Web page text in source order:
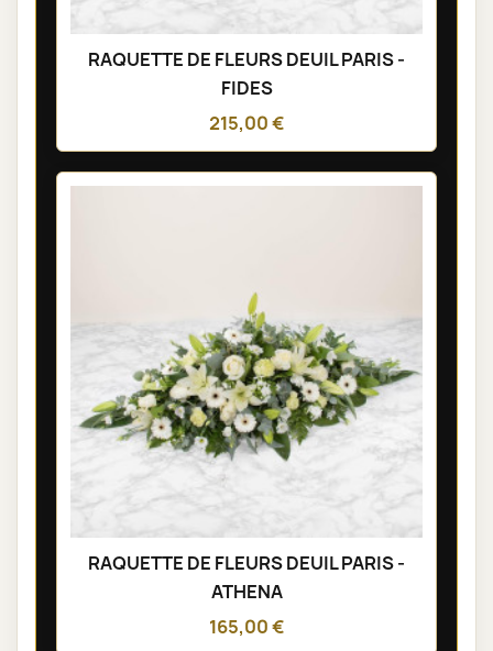
RAQUETTE DE FLEURS DEUIL PARIS -
FIDES
215,00 €
RAQUETTE DE FLEURS DEUIL PARIS -
ATHENA
165,00 €